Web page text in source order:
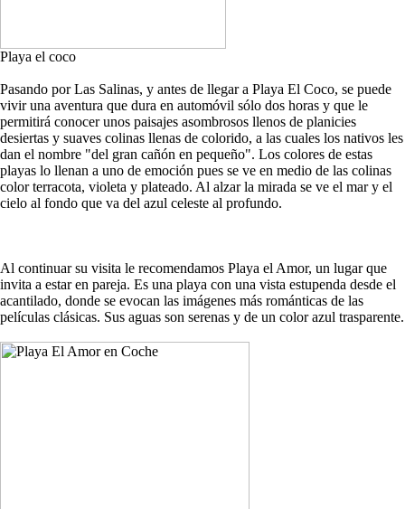
Playa el coco
Pasando por Las Salinas, y antes de llegar a Playa El Coco, se puede
vivir una aventura que dura en automóvil sólo dos horas y que le
permitirá conocer unos paisajes asombrosos llenos de planicies
desiertas y suaves colinas llenas de colorido, a las cuales los nativos les
dan el nombre "del gran cañón en pequeño". Los colores de estas
playas lo llenan a uno de emoción pues se ve en medio de las colinas
color terracota, violeta y plateado. Al alzar la mirada se ve el mar y el
cielo al fondo que va del azul celeste al profundo.
Al continuar su visita le recomendamos Playa el Amor, un lugar que
invita a estar en pareja. Es una playa con una vista estupenda desde el
acantilado, donde se evocan las imágenes más románticas de las
películas clásicas. Sus aguas son serenas y de un color azul trasparente.